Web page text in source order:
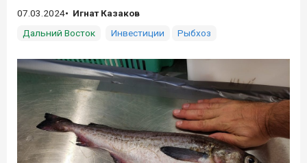
07.03.2024
Игнат Казаков
Дальний Восток
Инвестиции Рыбхоз